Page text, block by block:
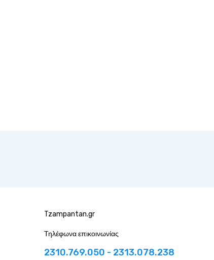
Tzampantan.gr
Τηλέφωνα επικοινωνίας
2310.769.050 - 2313.078.238